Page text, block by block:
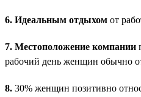
6. Идеальным отдыхом от
7. Местоположение компании
рабочий день женщин обычно
8. 30% женщин позитивно